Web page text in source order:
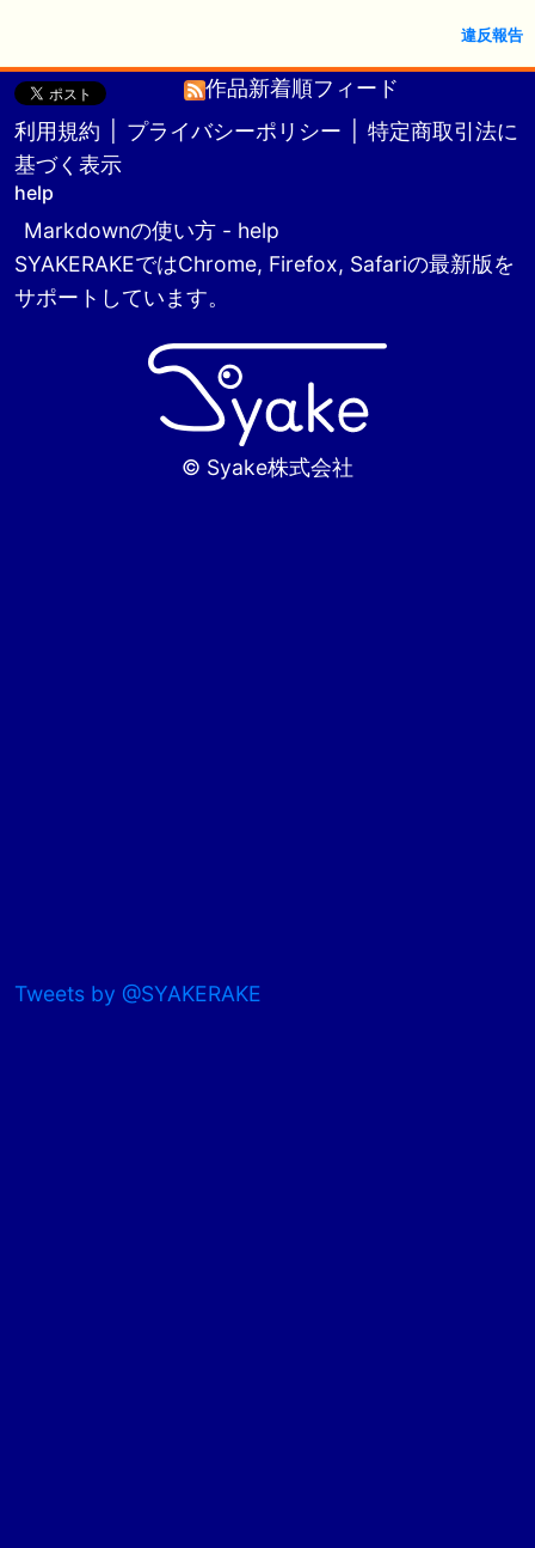
違反報告
作品新着順フィード
利用規約
プライバシーポリシー
特定商取引法に
基づく表示
help
Markdownの使い方 - help
SYAKERAKEではChrome, Firefox, Safariの最新版を
サポートしています。
© Syake株式会社
Tweets by @SYAKERAKE